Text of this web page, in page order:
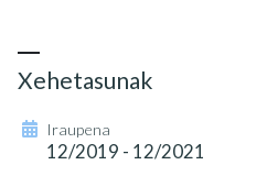
Xehetasunak
Iraupena
12/2019 - 12/2021